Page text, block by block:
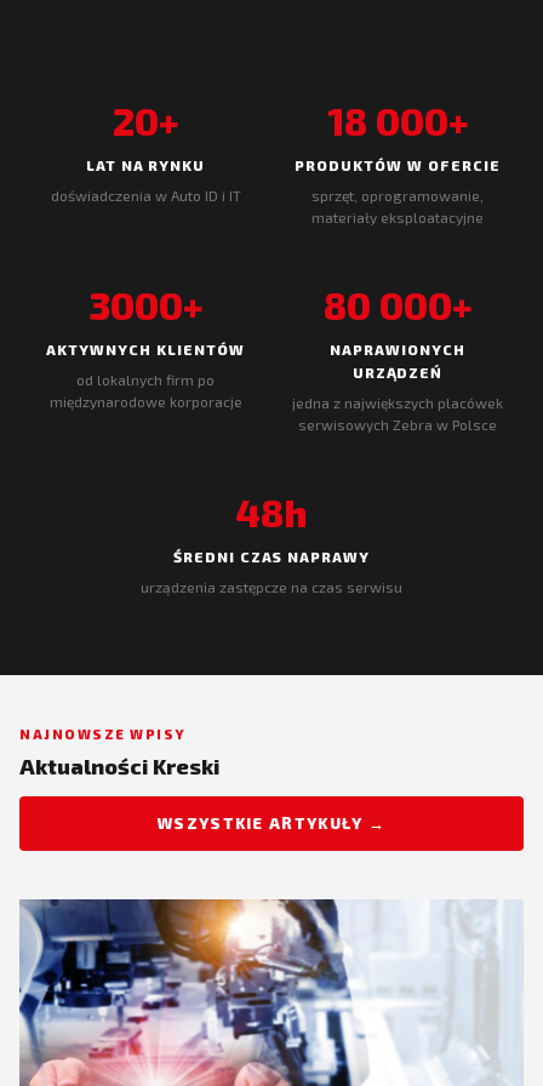
20+
LAT NA RYNKU
doświadczenia w Auto ID i IT
18 000+
PRODUKTÓW W OFERCIE
sprzęt, oprogramowanie,
materiały eksploatacyjne
3000+
AKTYWNYCH KLIENTÓW
od lokalnych firm po
międzynarodowe korporacje
80 000+
NAPRAWIONYCH
URZĄDZEŃ
jedna z największych placówek
serwisowych Zebra w Polsce
48h
ŚREDNI CZAS NAPRAWY
urządzenia zastępcze na czas serwisu
NAJNOWSZE WPISY
Aktualności Kreski
WSZYSTKIE ARTYKUŁY →